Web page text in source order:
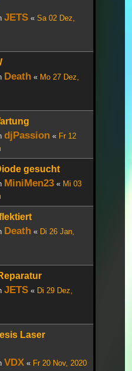
JETS « Sa 02 Dez,
Death « Mo 27 Dez,
djPassion « Fr 12
gesucht
MiniMen23 « Mi 03
Death « Di 26 Jan,
JETS « Di 29 Dez,
Laser
VDX « Fr 20 Nov, 2020